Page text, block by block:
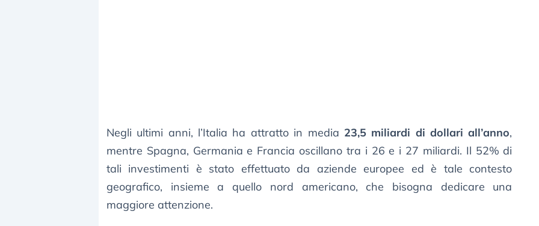
Negli ultimi anni, l’Italia ha attratto in media 23,5 miliardi di dollari all’anno,
mentre Spagna, Germania e Francia oscillano tra i 26 e i 27 miliardi. Il 52% di
tali investimenti è stato effettuato da aziende europee ed è tale contesto
geografico, insieme a quello nord americano, che bisogna dedicare una
maggiore attenzione.